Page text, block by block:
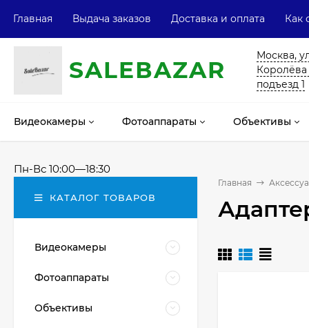
Главная Выдача заказов Доставка и оплата Как
SALEВAZAR
Москва,
Королёва
подъезд 1
Видеокамеры Фотоаппараты Объективы
Пн-Вс 10:00—18:30
Главная
КАТАЛОГ ТОВАРОВ
Видеокамеры
Фотоаппараты
Объективы